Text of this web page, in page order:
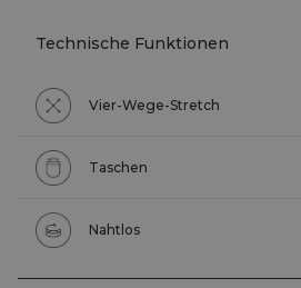
Technische Funktionen
Vier-Wege-Stretch
Taschen
Nahtlos